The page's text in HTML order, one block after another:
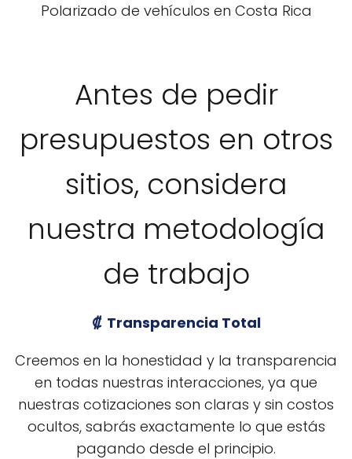
Polarizado de vehículos en Costa Rica
Antes de pedir
presupuestos en otros
sitios, considera
nuestra metodología
de trabajo
Transparencia Total
Creemos en la honestidad y la transparencia
en todas nuestras interacciones, ya que
nuestras cotizaciones son claras y sin costos
ocultos, sabrás exactamente lo que estás
pagando desde el principio.